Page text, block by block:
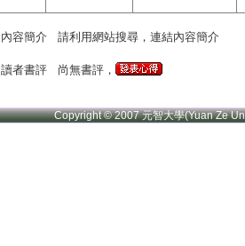
內容簡介 請利用網站搜尋，連結內容簡介
讀者書評 尚無書評，
Copyright © 2007 元智大學(Yuan Ze